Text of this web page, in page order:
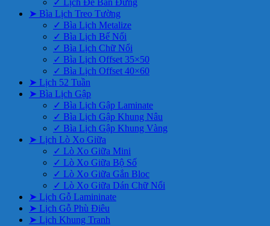
➤ Bìa Lịch Treo Tường
✓ Bìa Lịch Metalize
✓ Bìa Lịch Bế Nổi
✓ Bìa Lịch Chữ Nổi
✓ Bìa Lịch Offset 35×50
✓ Bìa Lịch Offset 40×60
➤ Lịch 52 Tuần
➤ Bìa Lịch Gập
✓ Bìa Lịch Gập Laminate
✓ Bìa Lịch Gập Khung Nâu
✓ Bìa Lịch Gập Khung Vàng
➤ Lịch Lò Xo Giữa
✓ Lò Xo Giữa Mini
✓ Lò Xo Giữa Bộ Số
✓ Lò Xo Giữa Gắn Bloc
✓ Lò Xo Giữa Dán Chữ Nổi
➤ Lịch Gỗ Lamininate
➤ Lịch Gỗ Phù Điêu
➤ Lịch Khung Tranh